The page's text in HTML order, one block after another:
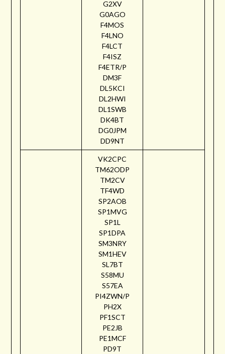
G2XV
G0AGO
F4MOS
F4LNO
F4LCT
F4ISZ
F4ETR/P
DM3F
DL5KCI
DL2HWI
DL1SWB
DK4BT
DG0JPM
DD9NT
VK2CPC
TM62ODP
TM2CV
TF4WD
SP2AOB
SP1MVG
SP1L
SP1DPA
SM3NRY
SM1HEV
SL7BT
S58MU
S57EA
PI4ZWN/P
PH2X
PF1SCT
PE2JB
PE1MCF
PD9T